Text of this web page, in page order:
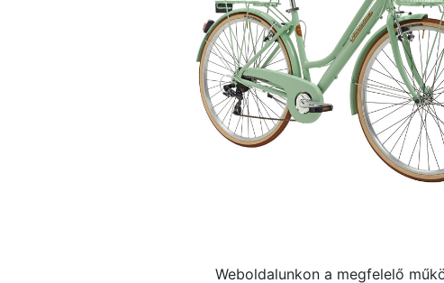
Weboldalunkon a megfelelő